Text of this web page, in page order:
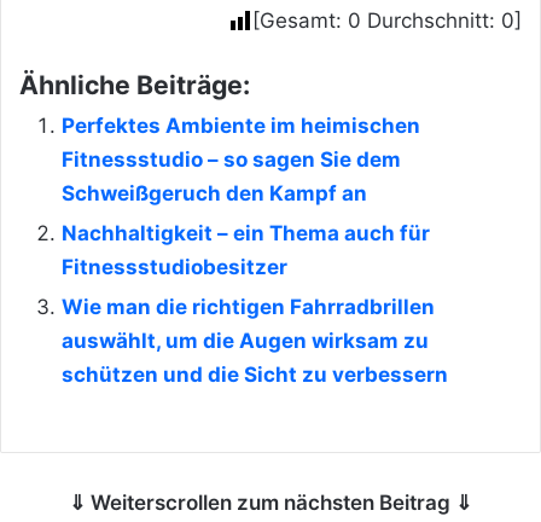
[Gesamt: 0 Durchschnitt: 0]
Ähnliche Beiträge:
Perfektes Ambiente im heimischen
Fitnessstudio – so sagen Sie dem
Schweißgeruch den Kampf an
Nachhaltigkeit – ein Thema auch für
Fitnessstudiobesitzer
Wie man die richtigen Fahrradbrillen
auswählt, um die Augen wirksam zu
schützen und die Sicht zu verbessern
⇓ Weiterscrollen zum nächsten Beitrag ⇓